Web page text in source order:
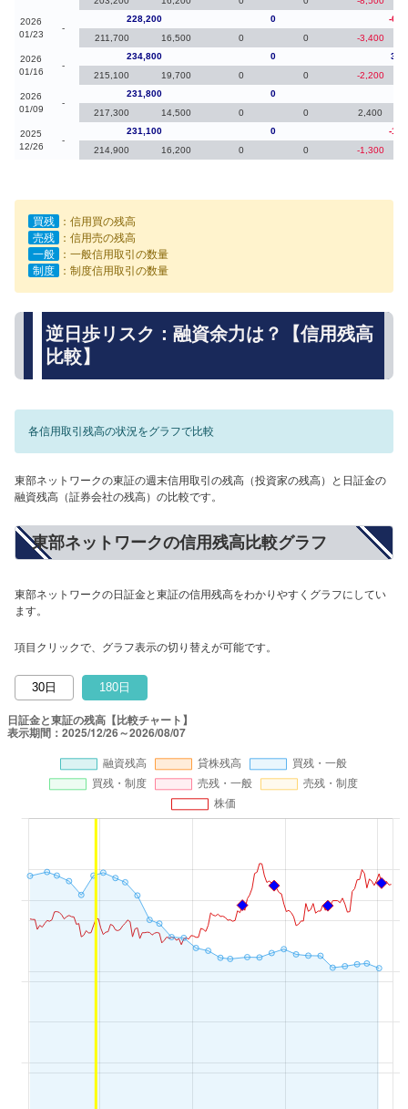
2026
01/23
-
228,200 0
-
211,700
16,500 0 0 -3,400
2026
01/16
-
234,800 0
215,100
19,700 0 0 -2,200
2026
01/09
-
231,800 0
217,300
14,500 0 0 2,400
2025
12/26
-
231,100 0
-
214,900
16,200 0 0 -1,300
買残
：信用買の残高
売残
：信用売の残高
一般
：一般信用取引の数量
制度
：制度信用取引の数量
逆日歩リスク：融資余力は？【信用残高
比較】
各信用取引残高の状況をグラフで比較
東部ネットワークの東証の週末信用取引の残高（投資家の残高）と日証金の
融資残高（証券会社の残高）の比較です。
東部ネットワークの信用残高比較グラフ
東部ネットワークの日証金と東証の信用残高をわかりやすくグラフにしてい
ます。
項目クリックで、グラフ表示の切り替えが可能です。
30日 180日